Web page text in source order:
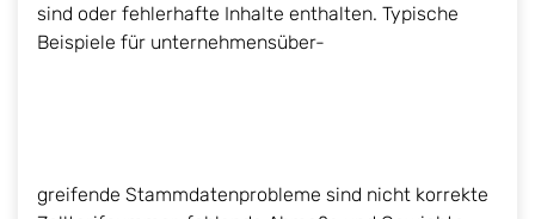
sind oder fehlerhafte Inhalte enthalten. Typische
Beispiele für unternehmensüber-
greifende Stammdatenprobleme sind nicht korrekte